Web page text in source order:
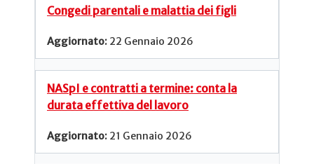
Congedi parentali e malattia dei figli
22 Gennaio 2026
NASpI e contratti a termine: conta la
durata effettiva del lavoro
21 Gennaio 2026